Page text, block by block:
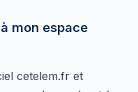
mon espace
cetelem.fr et